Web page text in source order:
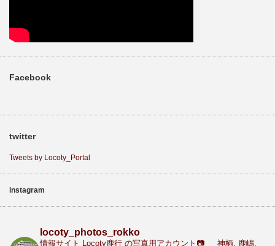
Facebook
twitter
Tweets by Locoty_Portal
instagram
locoty_photos_rokko
情報サイト Locoty鹿行 の写真用アカウント📷
神栖, 鹿嶋,